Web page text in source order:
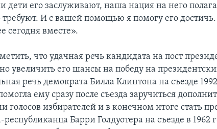
дети его заслуживают, наша нация на него
требуют. И с вашей помощью я помогу его
сегодня вместе».
что удачная речь кандидата на пост
увеличить его шансы на победу на
речь демократа Билла Клинтона на съезде
ему сразу после съезда заручиться
голосов избирателей и в конечном итоге стать
Барри Голдуотера на съезде в 1962